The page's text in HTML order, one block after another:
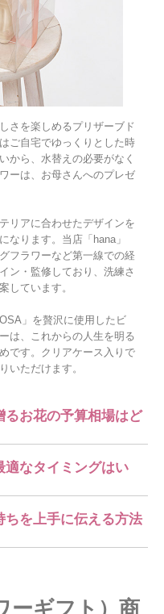
さを楽しめるプリザーブド
ご自宅でゆっくりとした時
から、水替えの必要がなく
ーは、お母さんへのプレゼ
リアに合わせたデザインを
なります。当店「hana」
フラワーなど第一線での経
ン・監修しており、洗練さ
しています。
」を贅沢に使用したビ
は、これからの人生を明る
です。クリアケース入りで
いただけます。
お花の予算相場はど
適なタイミングはい
を上手に伝える方法
ーギフト）商